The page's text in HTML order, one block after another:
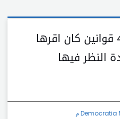
الرئيس عون اعاد 4 قوانين كان اقرها
النظر فيها
Democratia